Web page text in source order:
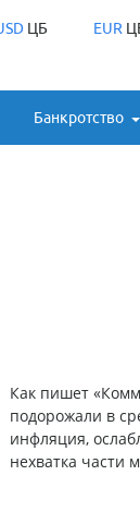
ЦБ EUR
Банкротство
Как пишет
подорожали в
инфляция,
нехватка части